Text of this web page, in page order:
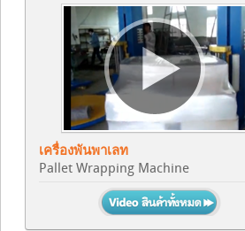
เครื่องพันพาเลท
Pallet Wrapping Machine